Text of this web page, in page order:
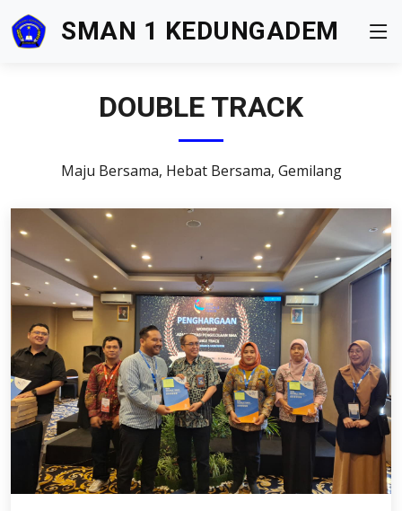
SMAN 1 KEDUNGADEM
DOUBLE TRACK
Maju Bersama, Hebat Bersama, Gemilang